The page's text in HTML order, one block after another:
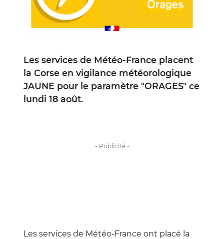
Les services de Météo-France placent
la Corse en vigilance météorologique
JAUNE pour le paramètre "ORAGES" ce
lundi 18 août.
Les services de Météo-France ont placé la